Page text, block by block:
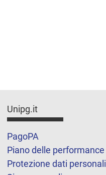
Unipg.it
PagoPA
Piano delle performance
Protezione dati personali